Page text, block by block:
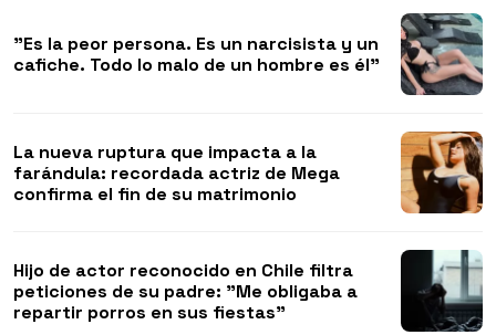
"Es la peor persona. Es un narcisista y un
cafiche. Todo lo malo de un hombre es él"
La nueva ruptura que impacta a la
farándula: recordada actriz de Mega
confirma el fin de su matrimonio
Hijo de actor reconocido en Chile filtra
peticiones de su padre: "Me obligaba a
repartir porros en sus fiestas"